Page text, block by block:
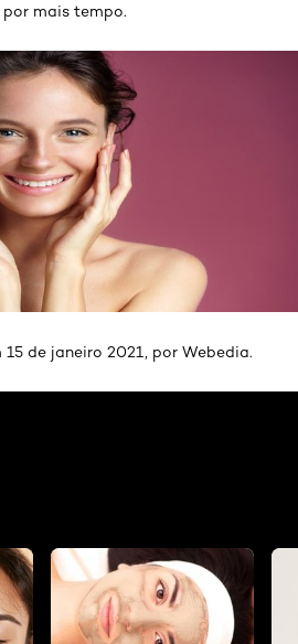
mais tempo.
de janeiro 2021, por Webedia.